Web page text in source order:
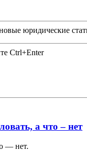
юридические
Ctrl+Enter
а что – нет
— нет.